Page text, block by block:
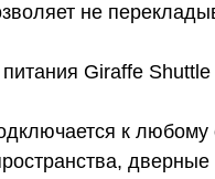
не
Giraffe
к